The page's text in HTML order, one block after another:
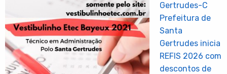
Gertrudes-C
Prefeitura de
Santa
Gertrudes inicia
REFIS 2026 com
descontos de